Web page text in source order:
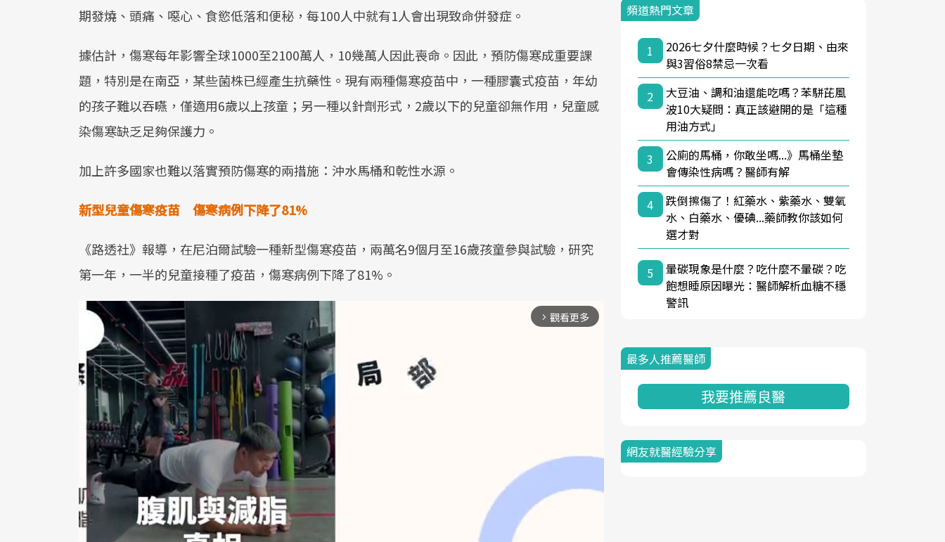
期發燒、頭痛、噁心、食慾低落和便秘，每100人中就有1人會出現致命併發症。
據估計，傷寒每年影響全球1000至2100萬人，10幾萬人因此喪命。因此，預防傷寒成重要課
題，特別是在南亞，某些菌株已經產生抗藥性。現有兩種傷寒疫苗中，一種膠囊式疫苗，年幼
的孩子難以吞嚥，僅適用6歲以上孩童；另一種以針劑形式，2歲以下的兒童卻無作用，兒童感
染傷寒缺乏足夠保護力。
加上許多國家也難以落實預防傷寒的兩措施：沖水馬桶和乾性水源。
新型兒童傷寒疫苗 傷寒病例下降了81%
《路透社》報導，在尼泊爾試驗一種新型傷寒疫苗，兩萬名9個月至16歲孩童參與試驗，研究
第一年，一半的兒童接種了疫苗，傷寒病例下降了81%。
arrow_forward_ios 觀看更多
頻道熱門文章
1
2026七夕什麼時候？七夕日期、由來
與3習俗8禁忌一次看
2
大豆油、調和油還能吃嗎？苯駢芘風
波10大疑問：真正該避開的是「這種
用油方式」
3
公廁的馬桶，你敢坐嗎...》馬桶坐墊
會傳染性病嗎？醫師有解
4
跌倒擦傷了！紅藥水、紫藥水、雙氧
水、白藥水、優碘...藥師教你該如何
選才對
5
暈碳現象是什麼？吃什麼不暈碳？吃
飽想睡原因曝光：醫師解析血糖不穩
警訊
最多人推薦醫師
我要推薦良醫
網友就醫經驗分享